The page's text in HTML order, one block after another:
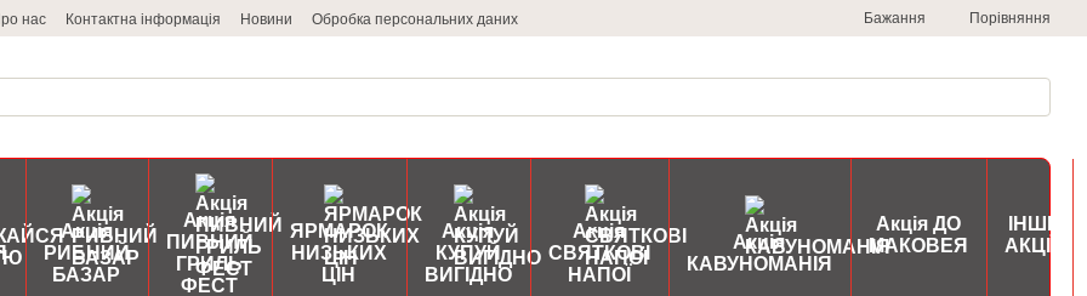
нас Контактна інформація Новини Обробка персональних даних Бажання Порівняння
Акція
РИБНИЙ
БАЗАР
Акція
ПИВНИЙ
ГРИЛЬ
ФЕСТ
ЯРМАРОК
НИЗЬКИХ
ЦІН
Акція
КУПУЙ
ВИГІДНО
Акція
СВЯТКОВІ
НАПОЇ
Акція
КАВУНОМАНІЯ
Акція ДО
МАКОВЕЯ
ІНШІ
АКЦІЇ